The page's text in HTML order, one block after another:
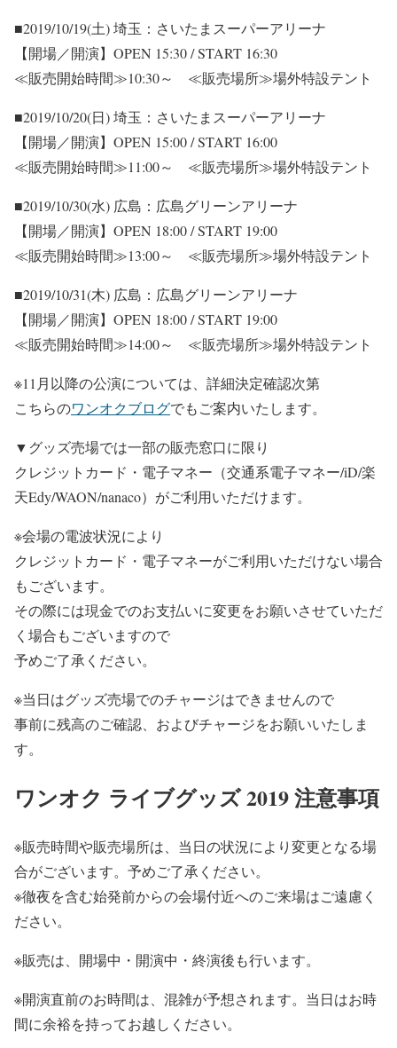
■2019/10/19(土) 埼玉：さいたまスーパーアリーナ
【開場／開演】OPEN 15:30 / START 16:30
≪販売開始時間≫10:30～ ≪販売場所≫場外特設テント
■2019/10/20(日) 埼玉：さいたまスーパーアリーナ
【開場／開演】OPEN 15:00 / START 16:00
≪販売開始時間≫11:00～ ≪販売場所≫場外特設テント
■2019/10/30(水) 広島：広島グリーンアリーナ
【開場／開演】OPEN 18:00 / START 19:00
≪販売開始時間≫13:00～ ≪販売場所≫場外特設テント
■2019/10/31(木) 広島：広島グリーンアリーナ
【開場／開演】OPEN 18:00 / START 19:00
≪販売開始時間≫14:00～ ≪販売場所≫場外特設テント
※11月以降の公演については、詳細決定確認次第
こちらのワンオクブログでもご案内いたします。
▼グッズ売場では一部の販売窓口に限り
クレジットカード・電子マネー（交通系電子マネー/iD/楽
天Edy/WAON/nanaco） がご利用いただけます。
※会場の電波状況により
クレジットカード・電子マネーがご利用いただけない場合
もございます。
その際には現金でのお支払いに変更をお願いさせていただ
く場合もございますので
予めご了承ください。
※当日はグッズ売場でのチャージはできませんので
事前に残高のご確認、およびチャージをお願いいたしま
す。
ワンオク ライブグッズ 2019 注意事項
※販売時間や販売場所は、当日の状況により変更となる場
合がございます。予めご了承ください。
※徹夜を含む始発前からの会場付近へのご来場はご遠慮く
ださい。
※販売は、開場中・開演中・終演後も行います。
※開演直前のお時間は、混雑が予想されます。当日はお時
間に余裕を持ってお越しください。